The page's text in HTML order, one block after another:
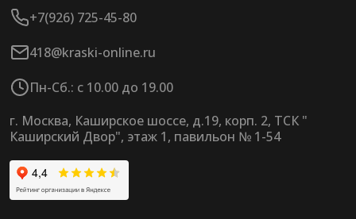
+7(926) 725-45-80
418@kraski-online.ru
Пн-Сб.: с 10.00 до 19.00
г. Москва, Каширское шоссе, д.19, корп. 2, ТСК "
Каширский Двор", этаж 1, павильон № 1-54